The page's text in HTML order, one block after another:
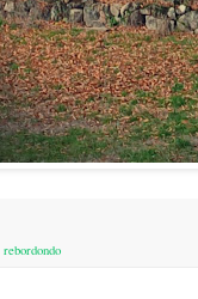
rebordondo